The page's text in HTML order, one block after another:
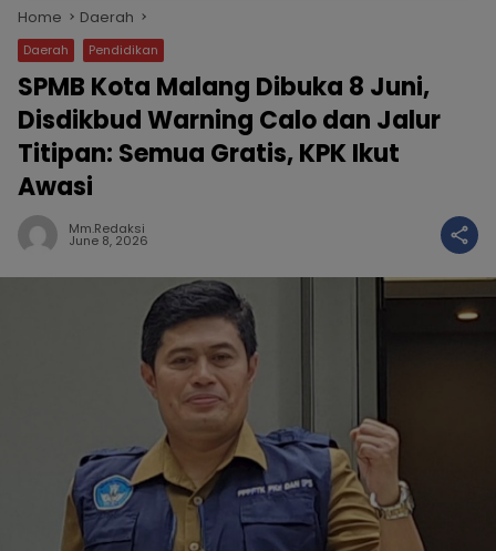
Home Daerah
Daerah Pendidikan
SPMB Kota Malang Dibuka 8 Juni,
Disdikbud Warning Calo dan Jalur
Titipan: Semua Gratis, KPK Ikut
Awasi
Mm.redaksi
June 8, 2026